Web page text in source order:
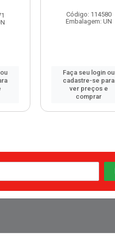
Código: 114580
Embalagem: UN
Faça seu login ou
cadastre-se para
ver preços e
comprar